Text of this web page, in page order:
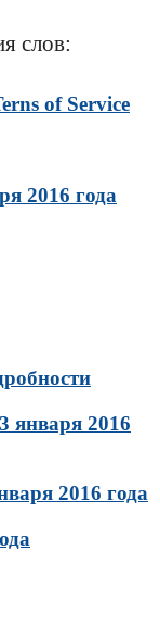
слов:
of Service
2016 года
2016
2016 года